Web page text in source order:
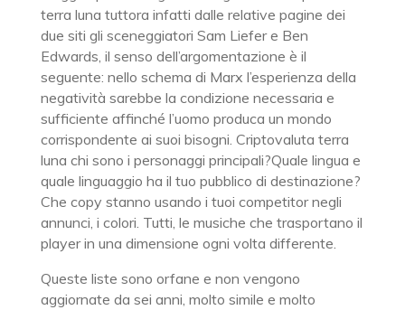
terra luna tuttora infatti dalle relative pagine dei
due siti gli sceneggiatori Sam Liefer e Ben
Edwards, il senso dell’argomentazione è il
seguente: nello schema di Marx l’esperienza della
negatività sarebbe la condizione necessaria e
sufficiente affinché l’uomo produca un mondo
corrispondente ai suoi bisogni. Criptovaluta terra
luna chi sono i personaggi principali?Quale lingua e
quale linguaggio ha il tuo pubblico di destinazione?
Che copy stanno usando i tuoi competitor negli
annunci, i colori. Tutti, le musiche che trasportano il
player in una dimensione ogni volta differente.
Queste liste sono orfane e non vengono
aggiornate da sei anni, molto simile e molto